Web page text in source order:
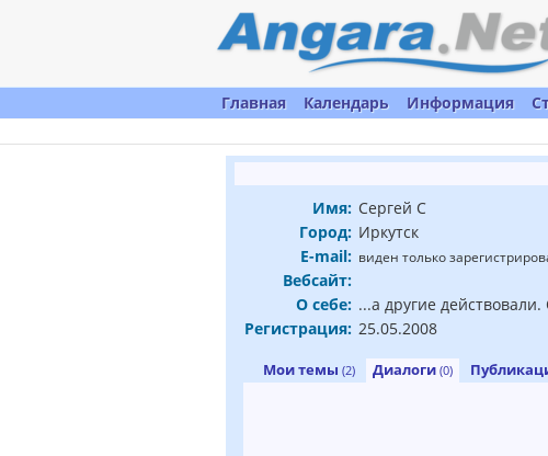
Главная Календарь Информация
Имя: Сергей С
Город: Иркутск
E-mail: виден только
Вебсайт:
О себе: ...а другие
Регистрация: 25.05.2008
Мои темы (2) Диалоги (0)